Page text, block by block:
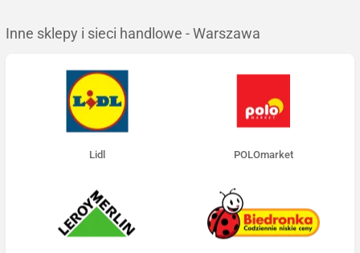
Inne sklepy i sieci handlowe - Warszawa
Lidl POLOmarket